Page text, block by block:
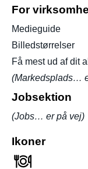
For
Medieguide
Billedstørrelser
Få mest ud af dit
(Markedsplads…
Jobsektion
(Jobs… er på vej)
Ikoner